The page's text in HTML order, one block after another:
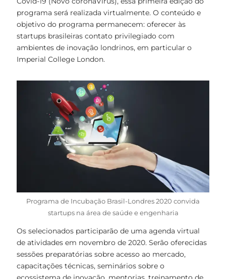
programa será realizada virtualmente. O conteúdo e
objetivo do programa permanecem: oferecer às
startups brasileiras contato privilegiado com
ambientes de inovação londrinos, em particular o
Imperial College London.
Programa de Incubação Brasil-Londres 2020 convida
startups na área de saúde e engenharia
Os selecionados participarão de uma agenda virtual
de atividades em novembro de 2020. Serão oferecidas
sessões preparatórias sobre acesso ao mercado,
capacitações técnicas, seminários sobre o